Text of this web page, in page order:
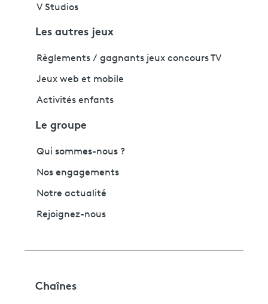
V Studios
Les autres jeux
Règlements / gagnants jeux concours TV
Jeux web et mobile
Activités enfants
Le groupe
Qui sommes-nous ?
Nos engagements
Notre actualité
Rejoignez-nous
Chaînes